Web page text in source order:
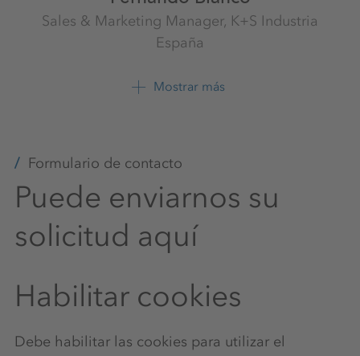
Sales & Marketing Manager, K+S Industria
España
Sales & Marketing Spain K+S Minerals Spain S.L.
Mostrar más
Formulario de contacto
Puede enviarnos su
solicitud aquí
Habilitar cookies
Debe habilitar las cookies para utilizar el